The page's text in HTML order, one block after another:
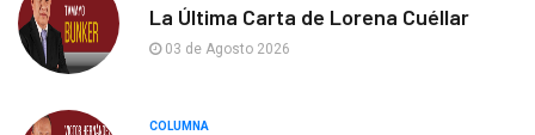
La Última Carta de Lorena Cuéllar
03 de Agosto 2026
COLUMNA